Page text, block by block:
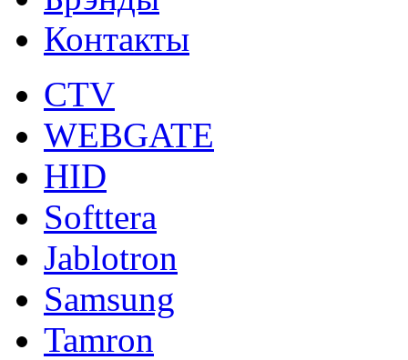
Контакты
CTV
WEBGATE
HID
Softtera
Jablotron
Samsung
Tamron